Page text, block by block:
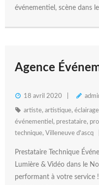
événementiel, scène dans
Agence
18 avril 2020
artiste, artistique, éclairage
événementiel , prestataire,
technique, Villeneuve d'ascq
Prestataire Technique
Lumière & Vidéo dans le
performant à votre service